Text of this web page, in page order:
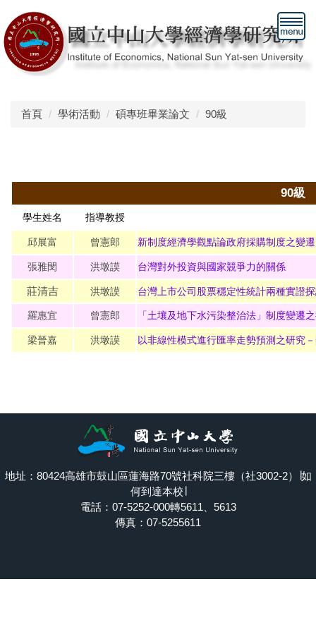
到
主
要
首頁
學術活動 碩專班畢業論文 90級
90級
學生姓名 指導教授
邱展富 曾憲郎 新制度經濟學觀點論政府採購制度之變遷
張雅閔 洪墩謨 台灣對外投資與國家競爭力的關係
莊清吉 洪墩謨 台灣上市公司股票穩定性統計兩種實證
羅惠宜 曾憲郎 「土壤及地下水污染整治法」制度變遷
梁晉嘉 洪墩謨 以非線性模式進行匯率走勢預測之研究
地址：80424高雄市鼓山區蓮海路70號社科院三樓（社3002-2）∣ 如
何到達本校
電話：07-5252-000轉5611、5613
傳真：07-5255611